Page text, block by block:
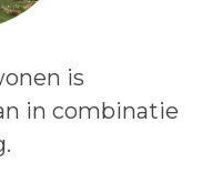
is
in combinatie